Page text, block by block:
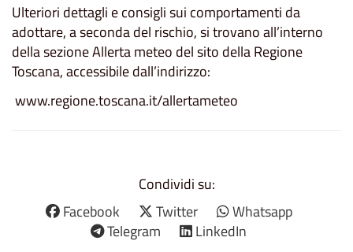
Ulteriori dettagli e consigli sui comportamenti da
adottare, a seconda del rischio, si trovano all’interno
della sezione Allerta meteo del sito della Regione
Toscana, accessibile dall’indirizzo:
www.regione.toscana.it/allertameteo
Condividi su:
Facebook
Twitter
Whatsapp
Telegram
LinkedIn